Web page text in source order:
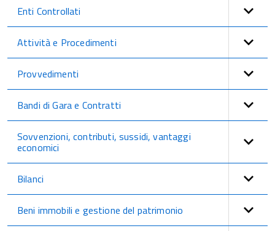
Enti Controllati
Attività e Procedimenti
Provvedimenti
Bandi di Gara e Contratti
Sovvenzioni, contributi, sussidi, vantaggi
economici
Bilanci
Beni immobili e gestione del patrimonio